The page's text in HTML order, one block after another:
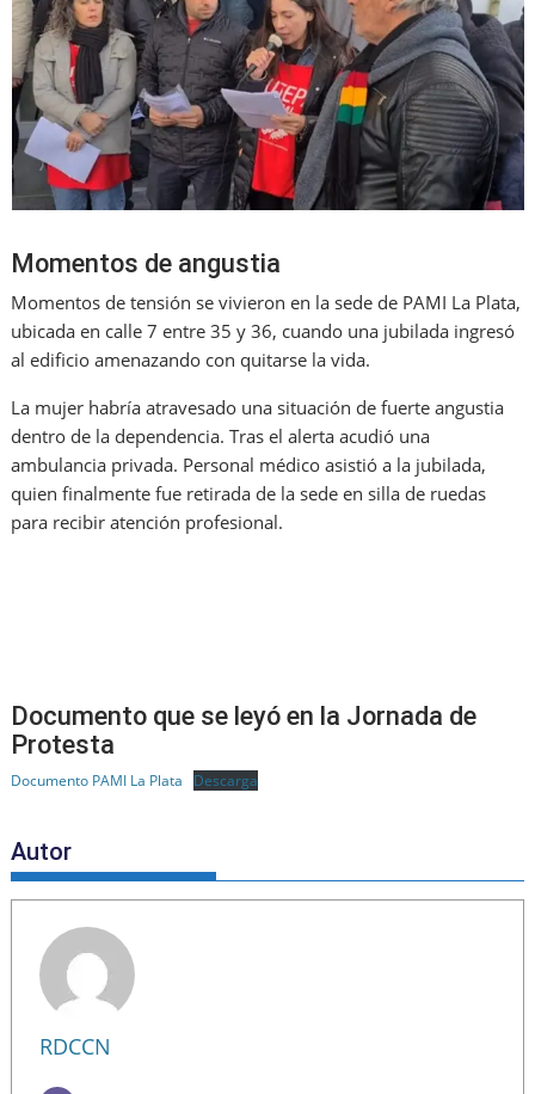
Momentos de angustia
Momentos de tensión se vivieron en la sede de PAMI La Plata,
ubicada en calle 7 entre 35 y 36, cuando una jubilada ingresó
al edificio amenazando con quitarse la vida.
La mujer habría atravesado una situación de fuerte angustia
dentro de la dependencia. Tras el alertaacudió una
ambulancia privada. Personal médico asistió a la jubilada,
quien finalmente fue retirada de la sede en silla de ruedas
para recibir atención profesional.
Documento que se leyó en la Jornada de
Protesta
Documento PAMI La Plata Descarga
Autor
RDCCN